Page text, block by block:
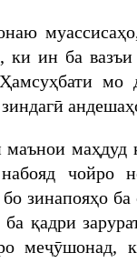
ки ин ба
мо
маҳдуд
чойро
зинапояҳо
қадри
меҷӯшонад,